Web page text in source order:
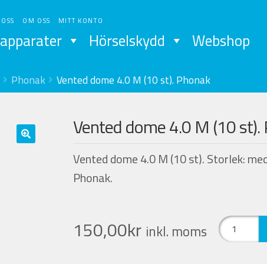
OM OSS MITT KONTO
Hörselskydd Webshop
Phonak Vented dome 4.0 M (10 st). Phonak
Vented dome 4.0 M (10 st).
150,00kr inkl. moms
Vented dome 4.0 M (10 st). Storlek:
Phonak.
Vented
dome